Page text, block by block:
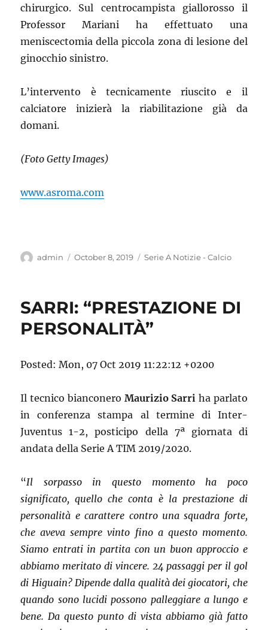
chirurgico. Sul centrocampista giallorosso il
Professor Mariani ha effettuato una
meniscectomia della piccola zona di lesione del
ginocchio sinistro.
L’intervento è tecnicamente riuscito e il
calciatore inizierà la riabilitazione già da
domani.
(Foto Getty Images)
www.asroma.com
Author
admin
Posted
October 8, 2019 Categories
Serie A Notizie - Calcio
SARRI: “PRESTAZIONE DI
PERSONALITÀ”
Posted: Mon, 07 Oct 2019 11:22:12 +0200
Il tecnico bianconero Maurizio Sarri ha parlato
in conferenza stampa al termine di Inter-
Juventus 1-2, posticipo della 7ª giornata di
andata della Serie A TIM 2019/2020.
“Il sorpasso in questo momento ha poco
significato, quello che conta è la prestazione di
personalità e carattere contro una squadra forte,
che aveva sempre vinto fino a questo momento.
Siamo entrati in partita con un buon approccio e
abbiamo meritato di vincere. 24 passaggi per il gol
di Higuain? Dipende dalla qualità dei giocatori, che
quando sono lucidi possono palleggiare a lungo e
bene. Da questo punto di vista abbiamo già fatto